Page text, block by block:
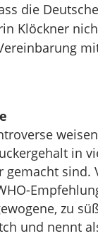
die
Klöckner
in
gemacht sind.
zu
und nennt